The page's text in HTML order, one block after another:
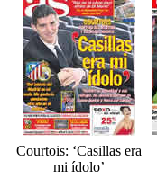
Courtois: ‘Casillas era
mi ídolo’